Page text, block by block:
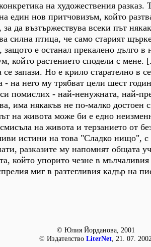
на художествения
един нов притчовизъм, който
да възтържествува всеки път
силна птица, че само старият
защото е останал прекалено дълго
който растението сподели с мене.
запази. Но е крило старателно в
- на него му трябват цели шест
помислих - най-ненужната, най-
има някакъв не по-малко достоен
на живота може би е едно
на живота и терзанието от
истини на това "Сладко нищо",
разказите му напомнят общата
който упорито чезне в
миг в разтегливия кадър на
© Юлия Йорданова, 2001
© Издателство LiterNet, 21. 07.